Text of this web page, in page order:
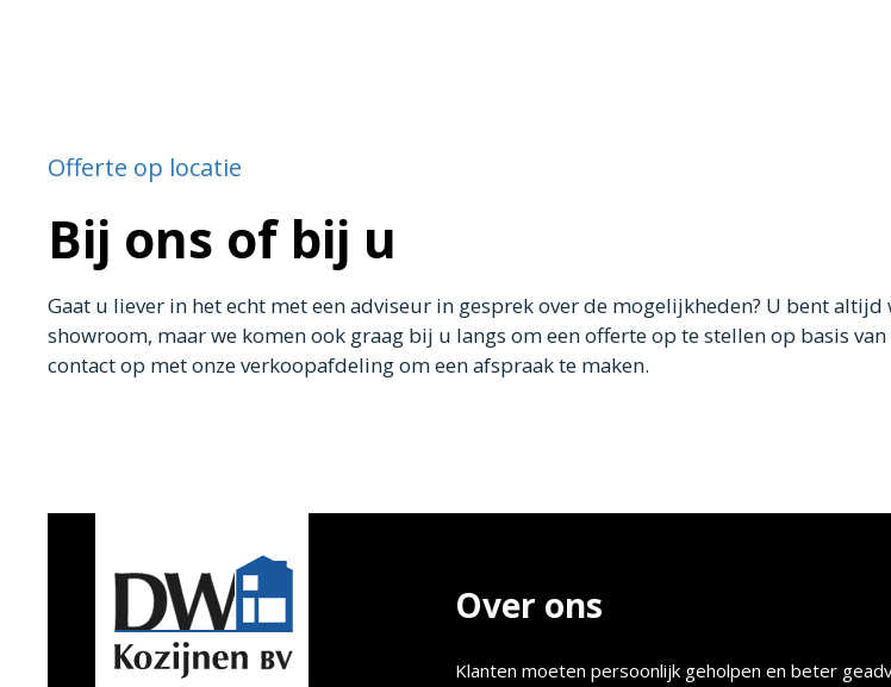
Offerte op locatie
Bij ons of bij u
Gaat u liever in het echt met een adviseur in gesprek over de mogelijkheden? U bent altijd
showroom, maar we komen ook graag bij u langs om een offerte op te stellen op basis
contact op met onze verkoopafdeling om een afspraak te maken.
Over ons
Klanten moeten persoonlijk geholpen en beter